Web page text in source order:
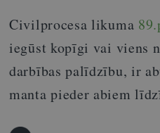
Civilprocesa likuma
iegūst kopīgi vai viens
darbības palīdzību, ir
manta pieder abiem